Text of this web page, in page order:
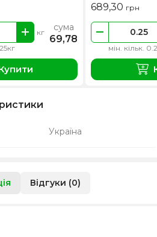
кг сума
69,78
689,30 грн
мін. кільк.
Україна
Відгуки (0)